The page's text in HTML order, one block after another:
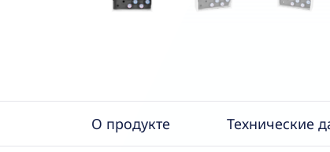
О продукте Технические